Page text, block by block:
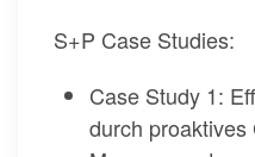
S+P Case Studies:
Case Study 1:
durch proaktives